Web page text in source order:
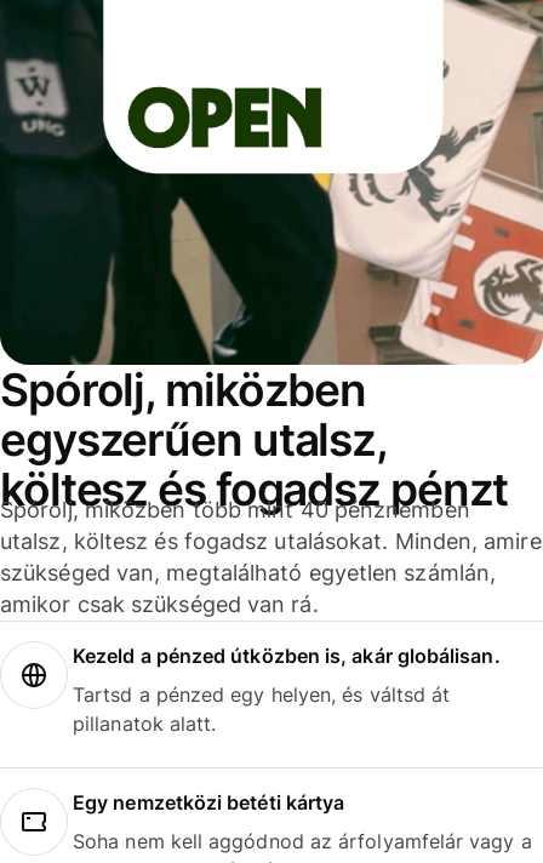
Spórolj, miközben
egyszerűen utalsz,
költesz és fogadsz pénzt
Spórolj, miközben több mint 40 pénznemben
utalsz, költesz és fogadsz utalásokat. Minden, amire
szükséged van, megtalálható egyetlen számlán,
amikor csak szükséged van rá.
Kezeld a pénzed útközben is, akár globálisan.
Tartsd a pénzed egy helyen, és váltsd át
pillanatok alatt.
Egy nemzetközi betéti kártya
Soha nem kell aggódnod az árfolyamfelár vagy a